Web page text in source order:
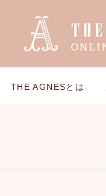
THE AGNESとは